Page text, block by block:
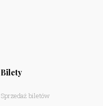
Bilety
Sprzedaż biletów